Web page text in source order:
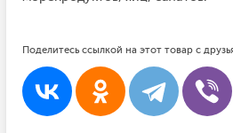
Поделитесь ссылкой на этот товар с